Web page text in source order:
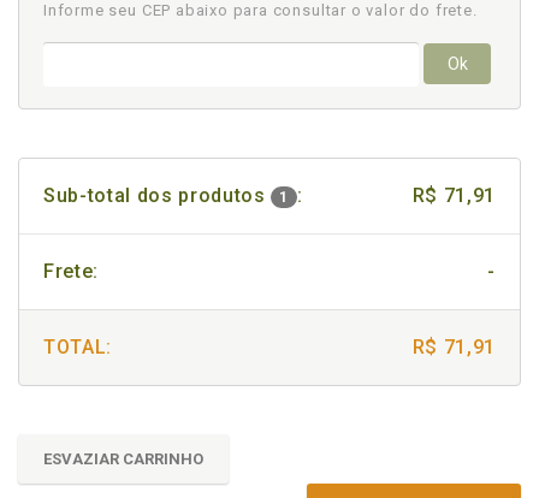
Informe seu CEP abaixo para consultar o valor do frete.
Ok
Sub-total dos produtos 1 : R$ 71,91
Frete: -
TOTAL: R$ 71,91
ESVAZIAR CARRINHO